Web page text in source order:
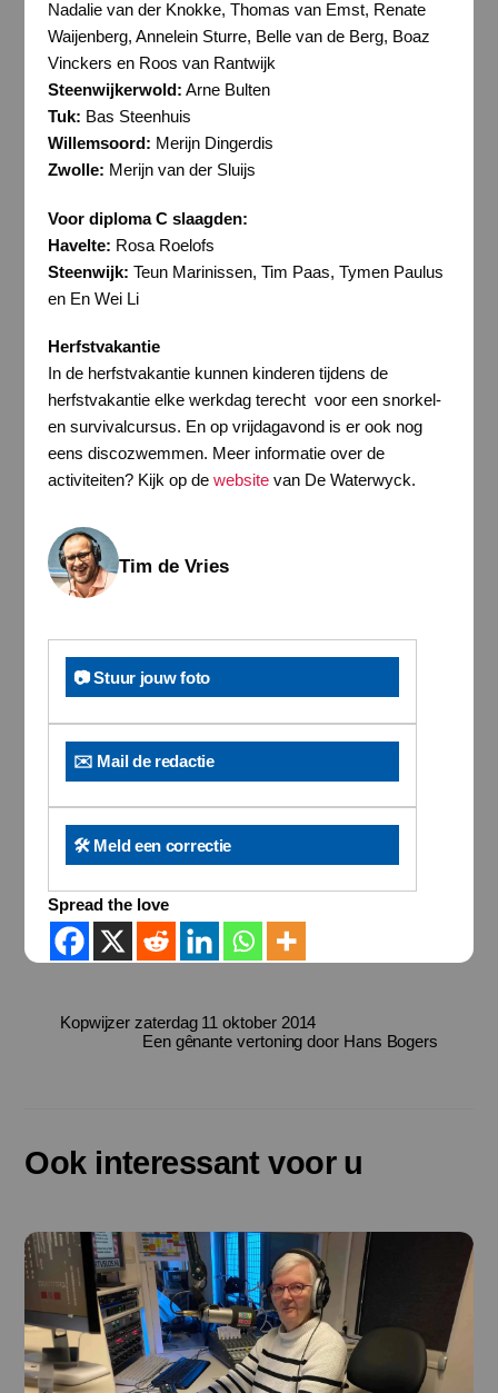
Nadalie van der Knokke, Thomas van Emst, Renate
Waijenberg, Annelein Sturre, Belle van de Berg, Boaz
Vinckers en Roos van Rantwijk
Steenwijkerwold: Arne Bulten
Tuk: Bas Steenhuis
Willemsoord: Merijn Dingerdis
Zwolle: Merijn van der Sluijs
Voor diploma C slaagden:
Havelte: Rosa Roelofs
Steenwijk: Teun Marinissen, Tim Paas, Tymen Paulus
en En Wei Li
Herfstvakantie
In de herfstvakantie kunnen kinderen tijdens de
herfstvakantie elke werkdag terecht voor een snorkel-
en survivalcursus. En op vrijdagavond is er ook nog
eens discozwemmen. Meer informatie over de
activiteiten? Kijk op de websitevan De Waterwyck.
Tim de Vries
📷 Stuur jouw foto
✉️ Mail de redactie
🛠️ Meld een correctie
Spread the love
Kopwijzer zaterdag 11 oktober 2014
Een gênante vertoning door Hans Bogers
Ook interessant voor u